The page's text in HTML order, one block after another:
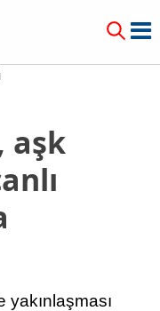
aşk
yakınlaşması